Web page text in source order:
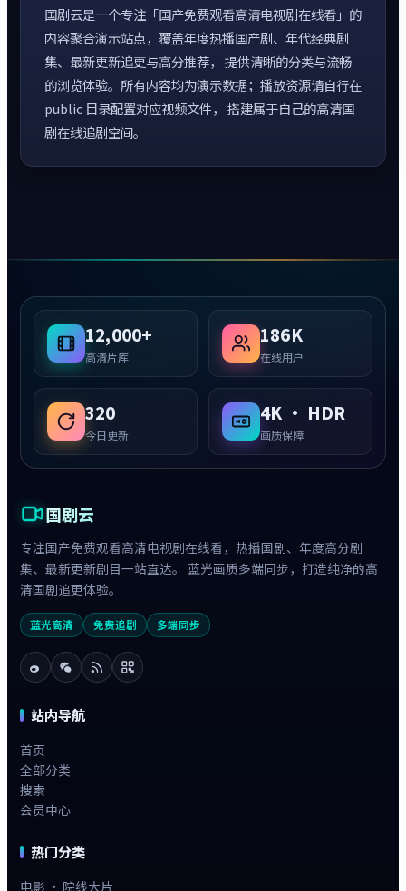
国剧云是一个专注「国产免费观看高清电视剧在线看」的
内容聚合演示站点，覆盖年度热播国产剧、年代经典剧
集、最新更新追更与高分推荐， 提供清晰的分类与流畅
的浏览体验。所有内容均为演示数据；播放资源请自行在
public 目录配置对应视频文件， 搭建属于自己的高清国
剧在线追剧空间。
12,000+
高清片库
186K
在线用户
320
今日更新
4K · HDR
画质保障
国剧云
专注国产免费观看高清电视剧在线看，热播国剧、年度高分剧
集、最新更新剧目一站直达。 蓝光画质多端同步，打造纯净的高
清国剧追更体验。
蓝光高清 免费追剧 多端同步
站内导航
首页
全部分类
搜索
会员中心
热门分类
电影 · 院线大片